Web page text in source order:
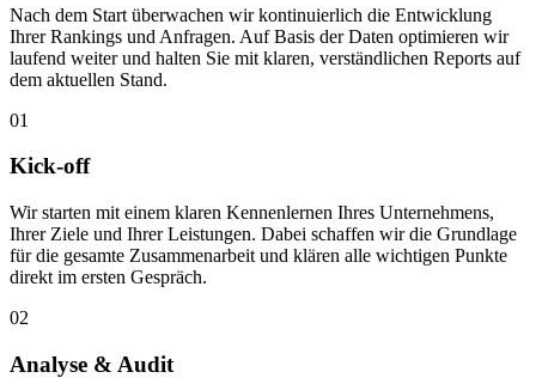
Nach dem Start überwachen wir kontinuierlich die Entwicklung
Ihrer Rankings und Anfragen. Auf Basis der Daten optimieren wir
laufend weiter und halten Sie mit klaren, verständlichen Reports auf
dem aktuellen Stand.
01
Kick-off
Wir starten mit einem klaren Kennenlernen Ihres Unternehmens,
Ihrer Ziele und Ihrer Leistungen. Dabei schaffen wir die Grundlage
für die gesamte Zusammenarbeit und klären alle wichtigen Punkte
direkt im ersten Gespräch.
02
Analyse & Audit